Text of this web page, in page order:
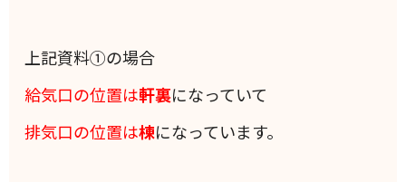
上記資料①の場合
給気口の位置は軒裏になっていて
排気口の位置は棟になっています。